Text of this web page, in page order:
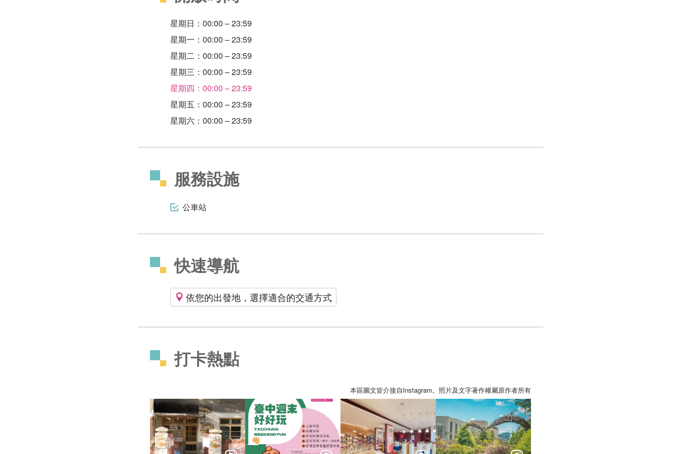
星期日：00:00 – 23:59
星期一：00:00 – 23:59
星期二：00:00 – 23:59
星期三：00:00 – 23:59
星期四：00:00 – 23:59
星期五：00:00 – 23:59
星期六：00:00 – 23:59
服務設施
公車站
快速導航
依您的出發地，選擇適合的交通方式
打卡熱點
本區圖文皆介接自Instagram。照片及文字著作權屬原作者所有